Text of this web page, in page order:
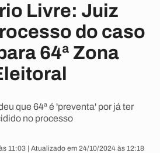
Livre: Juiz
do caso
64ª Zona
que 64ª é 'preventa' por já ter
no processo
11:03 | Atualizado em 24/10/2024 às 12:18